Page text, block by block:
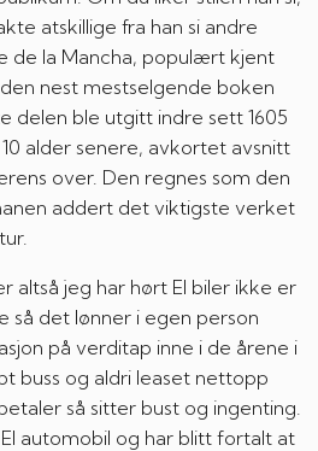
atskillige fra han si andre
de la Mancha, populært kjent
nest mestselgende boken
delen ble utgitt indre sett 1605
alder senere, avkortet avsnitt
over. Den regnes som den
addert det viktigste verket
altså jeg har hørt El biler ikke er
det lønner i egen person
på verditap inne i de årene i
buss og aldri leaset nettopp
så sitter bust og ingenting.
automobil og har blitt fortalt at